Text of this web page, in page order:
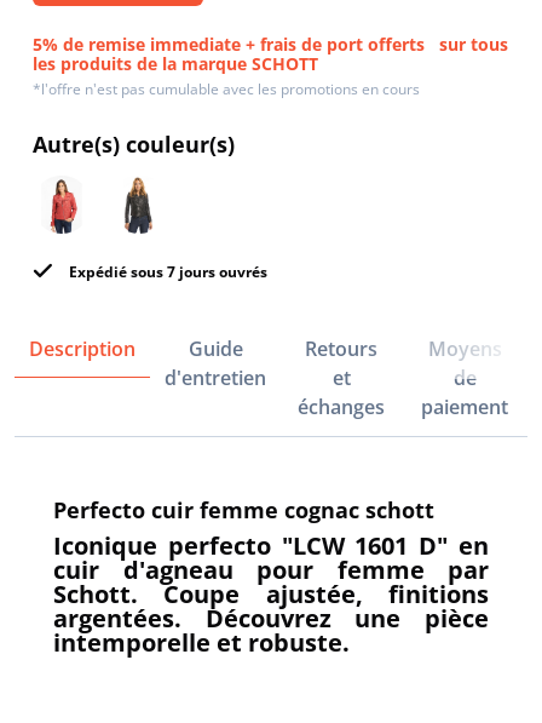
5% de remise immediate + frais de port offerts sur tous
les produits de la marque SCHOTT
*l'offre n'est pas cumulable avec les promotions en cours
Autre(s) couleur(s)
Expédié sous 7 jours ouvrés
Description
Guide
d'entretien
Retours
et
échanges
Moyens
de
paiement
Perfecto cuir femme cognac schott
Iconique perfecto "LCW 1601 D" en
cuir d'agneau pour femme par
Schott. Coupe ajustée, finitions
argentées. Découvrez une pièce
intemporelle et robuste.